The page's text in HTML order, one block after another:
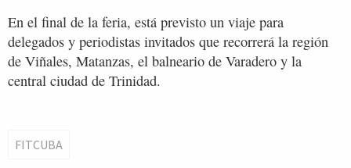
En el final de la feria, está previsto un viaje para
delegados y periodistas invitados que recorrerá la región
de Viñales, Matanzas, el balneario de Varadero y la
central ciudad de Trinidad.
FITCUBA